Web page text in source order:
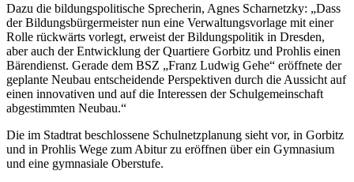
Dazu die bildungspolitische Sprecherin, Agnes Scharnetzky: „Dass
der Bildungsbürgermeister nun eine Verwaltungsvorlage mit einer
Rolle rückwärts vorlegt, erweist der Bildungspolitik in Dresden,
aber auch der Entwicklung der Quartiere Gorbitz und Prohlis einen
Bärendienst. Gerade dem BSZ „Franz Ludwig Gehe“ eröffnete der
geplante Neubau entscheidende Perspektiven durch die Aussicht auf
einen innovativen und auf die Interessen der Schulgemeinschaft
abgestimmten Neubau.“
Die im Stadtrat beschlossene Schulnetzplanung sieht vor, in Gorbitz
und in Prohlis Wege zum Abitur zu eröffnen über ein Gymnasium
und eine gymnasiale Oberstufe.